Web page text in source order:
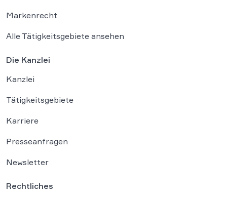
Markenrecht
Alle Tätigkeitsgebiete ansehen
Die Kanzlei
Kanzlei
Tätigkeitsgebiete
Karriere
Presseanfragen
Newsletter
Rechtliches